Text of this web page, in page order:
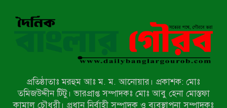
নওগাঁয় সন্ত্রাসী হামলায় বিএনপি নেতা
গুরুতর জখম
টেকনাফের পাহাড়ে র‍্যাবের অভিযান:
অপহৃত ৩ রোহিঙ্গা উদ্ধার, গ্রেপ্তার ১
প্রতিষ্ঠাতাঃ মরহুম আঃ ম. ম. আনোয়ার। প্রকাশক: মোঃ
তমিজউদ্দীন টিটু। ভারপ্রাপ্ত সম্পাদকঃ মোঃ আবু হেনা মোস্তফা
কামাল চৌধুরী। প্রধান নির্বাহী সম্পাদক ও ব্যবস্থাপনা সম্পাদকঃ